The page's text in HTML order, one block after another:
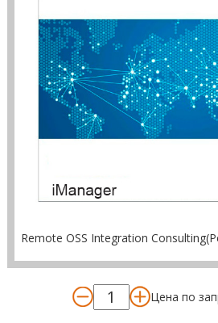
Remote OSS Integration
Цена по